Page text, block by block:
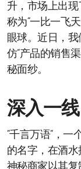
升，市场上出现
称为“一比一飞
眼球。近日，
仿”产品的销售
秘面纱。
深入一线
“千言万语”，一
的名字，在酒